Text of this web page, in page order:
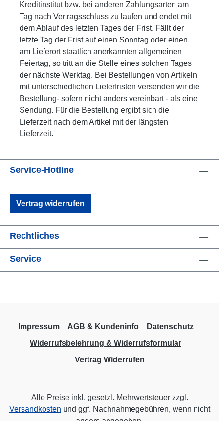
Kreditinstitut bzw. bei anderen Zahlungsarten am
Tag nach Vertragsschluss zu laufen und endet mit
dem Ablauf des letzten Tages der Frist. Fällt der
letzte Tag der Frist auf einen Sonntag oder einen
am Lieferort staatlich anerkannten allgemeinen
Feiertag, so tritt an die Stelle eines solchen Tages
der nächste Werktag. Bei Bestellungen von Artikeln
mit unterschiedlichen Lieferfristen versenden wir die
Bestellung- sofern nicht anders vereinbart - als eine
Sendung. Für die Bestellung ergibt sich die
Lieferzeit nach dem Artikel mit der längsten
Lieferzeit.
Service-Hotline
Vertrag widerrufen
Rechtliches
Service
Impressum AGB & Kundeninfo
Datenschutz
Widerrufsbelehrung & Widerrufsformular
Vertrag Widerrufen
Alle Preise inkl. gesetzl. Mehrwertsteuer zzgl.
Versandkosten und ggf. Nachnahmegebühren, wenn nicht